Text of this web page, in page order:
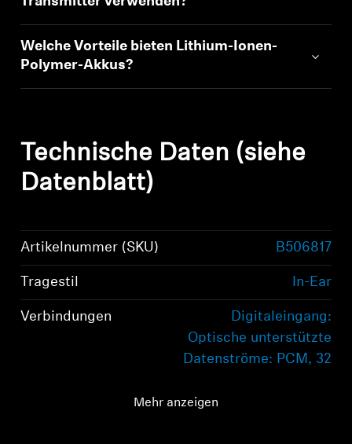
Welche Vorteile bieten Lithium-Ionen-
Polymer-Akkus?
Technische Daten (siehe
Datenblatt)
Artikelnummer (SKU) B506817
Tragestil In-Ear
Verbindungen
Digitaleingang:
Optische unterstützte
Datenströme: PCM, 32
Mehr anzeigen